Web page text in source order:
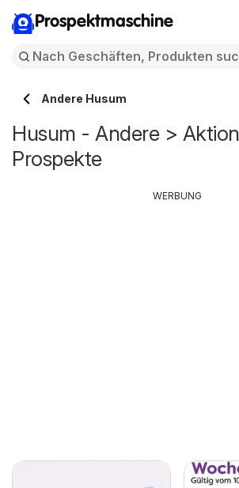
Prospektmaschine
Andere Husum
Husum - Andere >
Prospekte
WERBUNG